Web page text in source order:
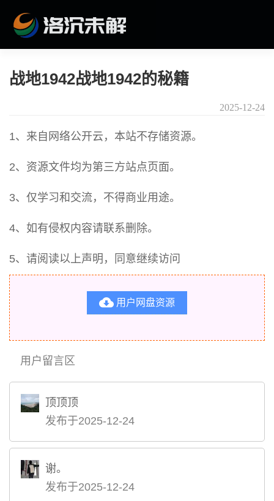
战地1942战地1942的秘籍
2025-12-24
1、来自网络公开云，本站不存储资源。
2、资源文件均为第三方站点页面。
3、仅学习和交流，不得商业用途。
4、如有侵权内容请联系删除。
5、请阅读以上声明，同意继续访问
 用户网盘资源
用户留言区
顶顶顶
发布于2025-12-24
谢。
发布于2025-12-24